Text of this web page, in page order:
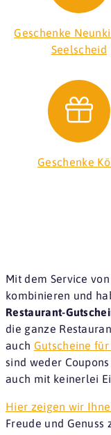
Geschenke
Seelscheid
Geschenke
Mit dem Service
kombinieren und
Restaurant-
die ganze
auch Gutscheine für
sind weder
auch mit keinerlei
Hier zeigen wir
Freude und